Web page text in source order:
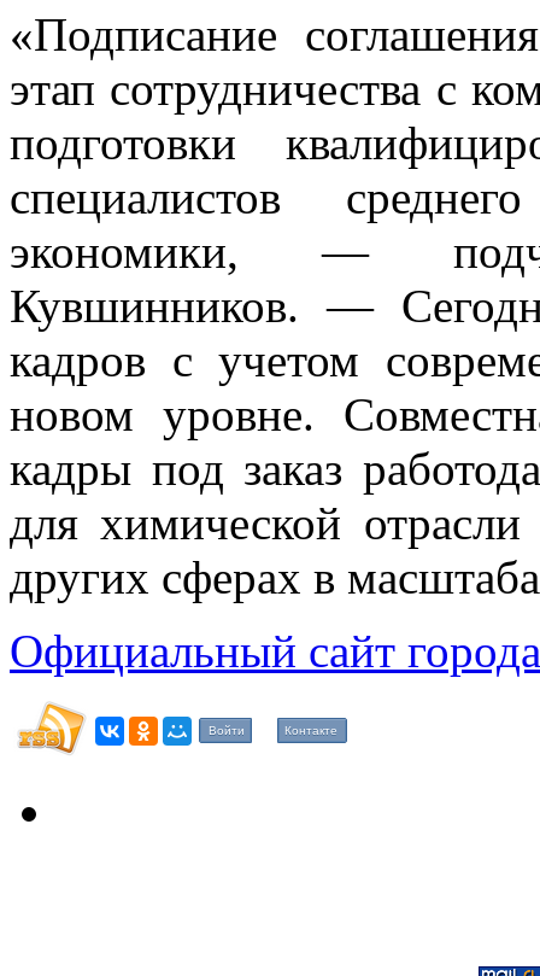
«Подписание
этап сотрудничества с
подготовки
специалистов
экономики, —
Кувшинников. —
кадров с учетом
новом уровне.
кадры под заказ
для химической
других сферах в
Официальный сайт
Войти Контакте